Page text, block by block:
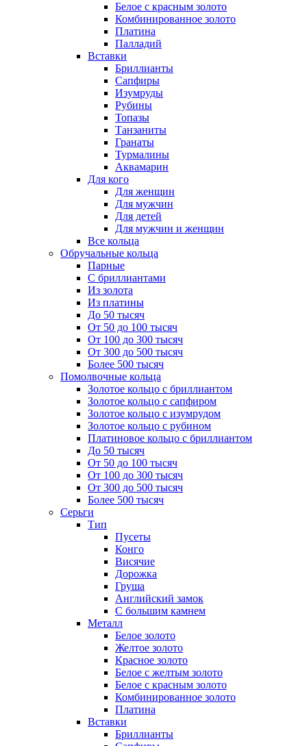
Белое с красным золото
Комбинированное золото
Платина
Палладий
Вставки
Бриллианты
Сапфиры
Изумруды
Рубины
Топазы
Танзаниты
Гранаты
Турмалины
Аквамарин
Для кого
Для женщин
Для мужчин
Для детей
Для мужчин и женщин
Все кольца
Обручальные кольца
Парные
С бриллиантами
Из золота
Из платины
До 50 тысяч
От 50 до 100 тысяч
От 100 до 300 тысяч
От 300 до 500 тысяч
Более 500 тысяч
Помолвочные кольца
Золотое кольцо с бриллиантом
Золотое кольцо с сапфиром
Золотое кольцо с изумрудом
Золотое кольцо с рубином
Платиновое кольцо с бриллиантом
До 50 тысяч
От 50 до 100 тысяч
От 100 до 300 тысяч
От 300 до 500 тысяч
Более 500 тысяч
Серьги
Тип
Пусеты
Конго
Висячие
Дорожка
Груша
Английский замок
С большим камнем
Металл
Белое золото
Желтое золото
Красное золото
Белое с желтым золото
Белое с красным золото
Комбинированное золото
Платина
Вставки
Бриллианты